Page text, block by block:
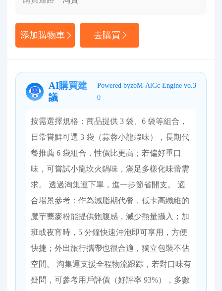
添加購物車 去購買
AI購買建
議
Powered byzoM-AlGc Engine vo.3
0
按需選擇規格：商品提供 3 袋、6 袋等組合，
日常嘗鮮可選 3 袋（蒜蓉小龍蝦味），長期代
餐推薦 6 袋組合，性價比更高；若偏好重口
味，可嘗試小龍坎火鍋味，滿足多樣化味蕾需
求。 透過淘集運下單，進一步節省開支。 適
合場景參考：作為減脂期代餐，低卡高纖維的
魔芋蕎麥粉能提供飽腹感，減少熱量攝入；加
班或夜宵時，5 分鐘快速沖泡即可享用，方便
快捷；外出旅行攜帶也很合適，獨立包裝不佔
空間。 淘集運支援全程物流跟踪，若對口味有
疑問，可參考用戶評價（好評率 93%），多數